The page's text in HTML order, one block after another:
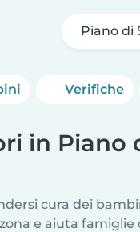
Piano di
Verifiche
in Piano
cura dei
e aiuta famiglie